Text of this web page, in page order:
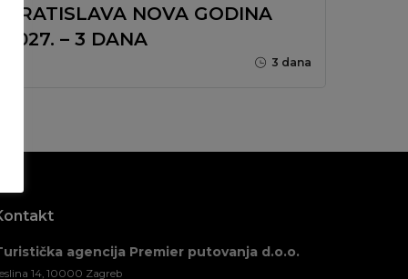
BRATISLAVA NOVA GODINA
2027. – 3 DANA
3 dana
agencija Premier putovanja d.o.o.
14, 10000 Zagreb